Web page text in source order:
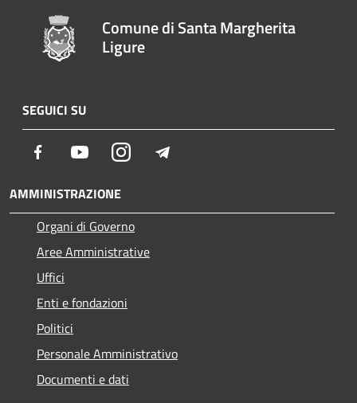
Comune di Santa Margherita
Ligure
SEGUICI SU
Facebook YoutubeInstagram
AMMINISTRAZIONE
Organi di Governo
Aree Amministrative
Uffici
Enti e fondazioni
Politici
Personale Amministrativo
Documenti e dati